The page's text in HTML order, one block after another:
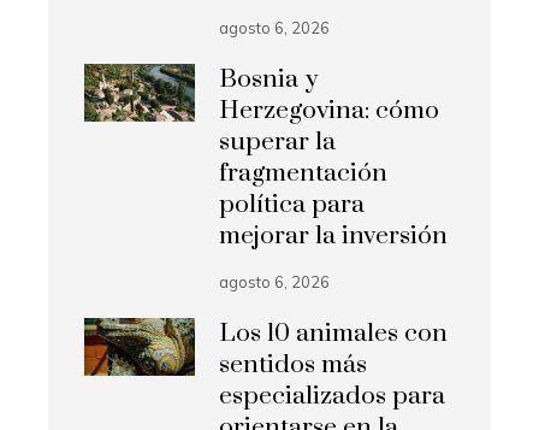
agosto 6, 2026
Bosnia y
Herzegovina: cómo
superar la
fragmentación
política para
mejorar la inversión
agosto 6, 2026
Los 10 animales con
sentidos más
especializados para